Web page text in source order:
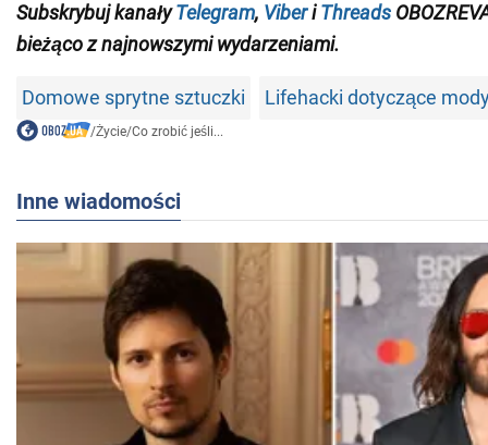
Subskrybuj kanałyTelegram, ViberiThreads
bieżąco z najnowszymi wydarzeniami.
Domowe sprytne sztuczki Lifehacki dotyczące
/Życie/Co zrobić jeśli...
Inne wiadomości